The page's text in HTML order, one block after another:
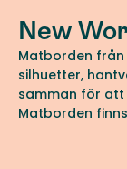
New
Matborden
silhuetter,
samman för att
Matborden
hållbarhet,